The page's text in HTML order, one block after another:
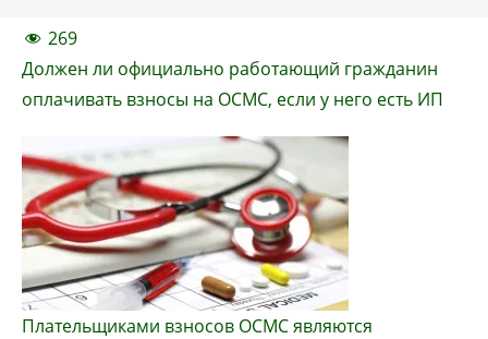
269
Должен ли официально работающий гражданин
оплачивать взносы на ОСМС, если у него есть ИП
Плательщиками взносов ОСМС являются